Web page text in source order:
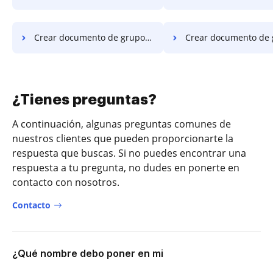
Crear documento de grupos de botones de opción en Google Chrome Crear documento de grupos de botones de radio en
¿Tienes preguntas?
A continuación, algunas preguntas comunes de
nuestros clientes que pueden proporcionarte la
respuesta que buscas. Si no puedes encontrar una
respuesta a tu pregunta, no dudes en ponerte en
contacto con nosotros.
Contacto
¿Qué nombre debo poner en mi